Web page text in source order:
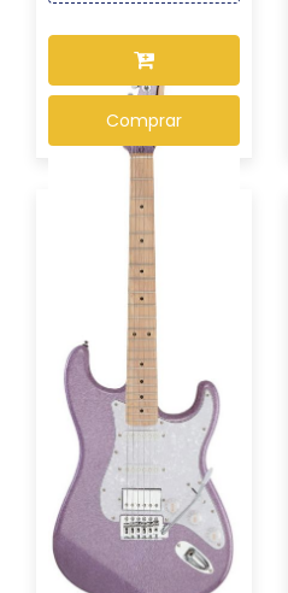
Comprar
Guitarra Seizi Musashi
Fun HSS Maple –...
Por : R$ 1.339,00